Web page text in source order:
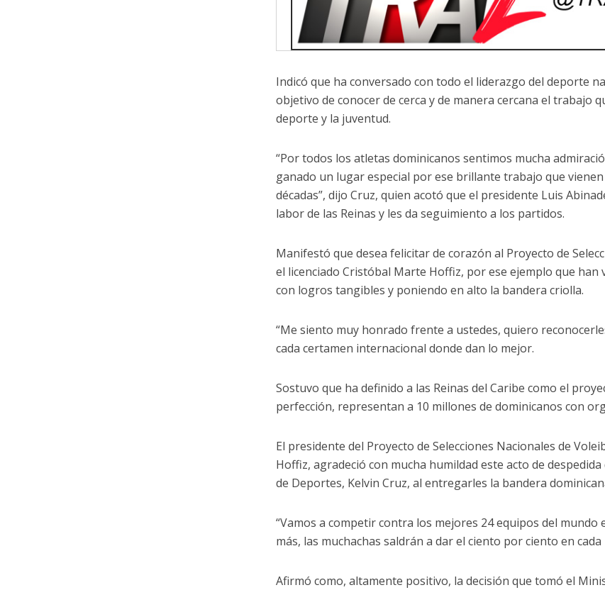
Indicó que ha conversado con todo el liderazgo del deporte
objetivo de conocer de cerca y de manera cercana el trabajo
deporte y la juventud.
“Por todos los atletas dominicanos sentimos mucha
ganado un lugar especial por ese brillante trabajo que
décadas”, dijo Cruz, quien acotó que el presidente Luis
labor de las Reinas y les da seguimiento a los partidos.
Manifestó que desea felicitar de corazón al Proyecto de
el licenciado Cristóbal Marte Hoffiz, por ese ejemplo que han
con logros tangibles y poniendo en alto la bandera criolla.
“Me siento muy honrado frente a ustedes, quiero
cada certamen internacional donde dan lo mejor.
Sostuvo que ha definido a las Reinas del Caribe como el
perfección, representan a 10 millones de dominicanos con
El presidente del Proyecto de Selecciones Nacionales de
Hoffiz, agradeció con mucha humildad este acto de
de Deportes, Kelvin Cruz, al entregarles la bandera
“Vamos a competir contra los mejores 24 equipos del mundo
más, las muchachas saldrán a dar el ciento por ciento en
Afirmó como, altamente positivo, la decisión que tomó el